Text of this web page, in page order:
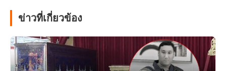
ข่าวที่เกี่ยวข้อง